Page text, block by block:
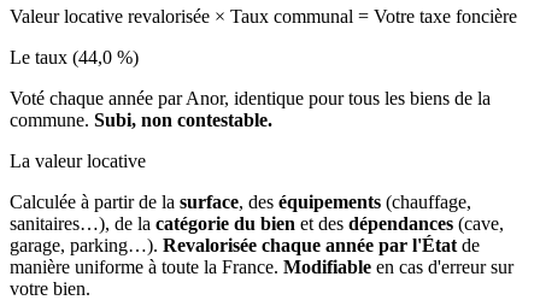
Valeur locative revalorisée × Taux communal = Votre taxe foncière
Le taux (44,0 %)
Voté chaque année par Anor, identique pour tous les biens de la
commune. Subi, non contestable.
La valeur locative
Calculée à partir de la surface, des équipements (chauffage,
sanitaires…), de la catégorie du bien et des dépendances (cave,
garage, parking…). Revalorisée chaque année par l'État de
manière uniforme à toute la France. Modifiable en cas d'erreur sur
votre bien.